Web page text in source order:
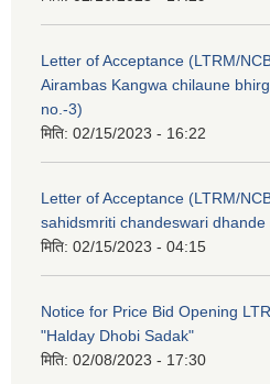
Letter of Acceptance (LTRM/
Airambas Kangwa chilaune
no.-3)
मिति: 02/15/2023 - 16:22
Letter of Acceptance (LTRM/
sahidsmriti chandeswari
मिति: 02/15/2023 - 04:15
Notice for Price Bid Opening
"Halday Dhobi Sadak"
मिति: 02/08/2023 - 17:30